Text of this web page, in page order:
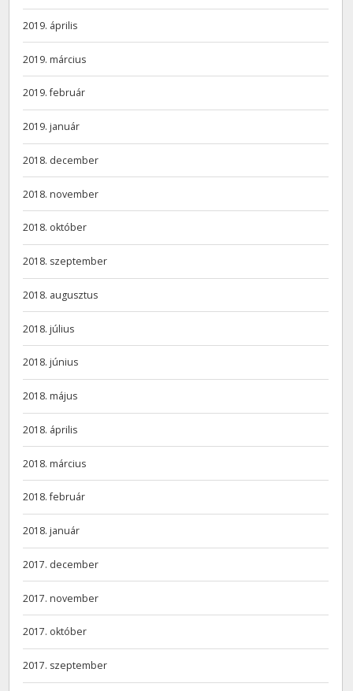
2019. április
2019. március
2019. február
2019. január
2018. december
2018. november
2018. október
2018. szeptember
2018. augusztus
2018. július
2018. június
2018. május
2018. április
2018. március
2018. február
2018. január
2017. december
2017. november
2017. október
2017. szeptember